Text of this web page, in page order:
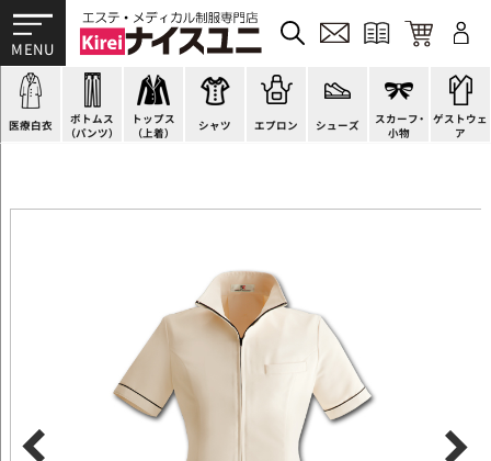
医療白衣
ドクターコート
ドクタージャケット
医療用ジャケット
ケーシージャケット
ボトムス
（パンツ）
パンツ
スクラブパンツ
スカート
キュロット
トップス
（上着）
オーバーブラウス
ベスト
アウター
アンダーウェア
シャツ
カットソー
ブラウス
ポロシャツ
Tシャツ
エプロン
H型エプロン
腰下エプロン
ラップエプロン
エプロンドレス
シューズ
スニーカー
サンダル
ナースシューズ
パンプス
スカーフ・
小物
すべて
スカーフ・リボン
バッグ
ゲストウェ
ア
ゲストウェア
施術衣
マタニティユニフォーム
衛生アイテム